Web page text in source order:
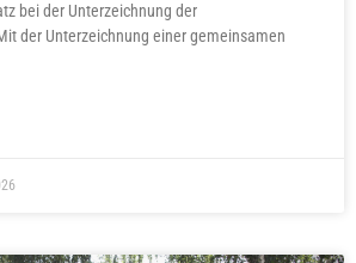
bei der Unterzeichnung der
der Unterzeichnung einer gemeinsamen